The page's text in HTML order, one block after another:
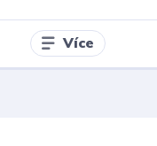
Více